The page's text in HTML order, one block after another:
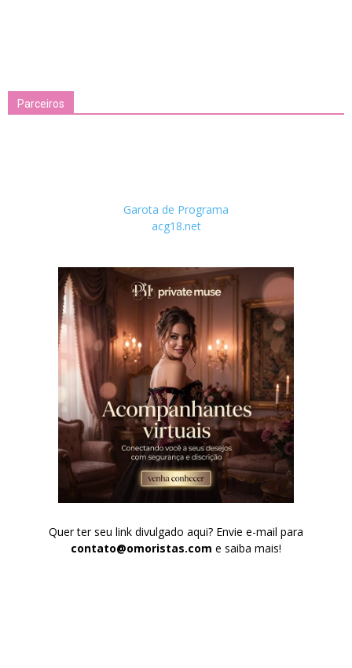
Parceiros
Garota de Programa
acg18.net
Quer ter seu link divulgado aqui? Envie e-mail para
contato@omoristas.com e saiba mais!